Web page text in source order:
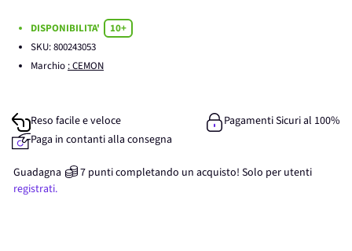
DISPONIBILITA'
10+
SKU:800243053
Marchio : CEMON
Reso facile e veloce
Pagamenti Sicuri al 100%
Paga in contanti alla consegna
Guadagna 7 punticompletando un acquisto! Solo per utenti
registrati.